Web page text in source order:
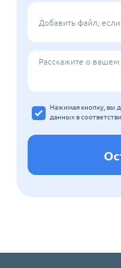
Добавить файл,
Расскажите о
Нажимая кнопку, вы
данныхв